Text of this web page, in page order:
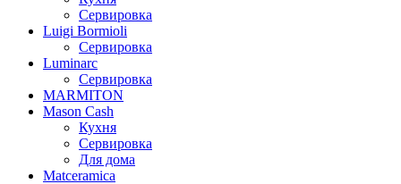
Сервировка
Luigi Bormioli
Сервировка
Luminarc
Сервировка
MARMITON
Mason Cash
Кухня
Сервировка
Для дома
Matceramica